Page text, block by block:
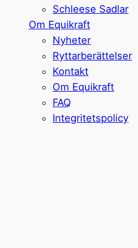
Schleese Sadlar
Om Equikraft
Nyheter
Ryttarberättelser
Kontakt
Om Equikraft
FAQ
Integritetspolicy